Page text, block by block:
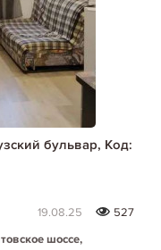
бульвар, Код:
19.08.25
527
шоссе,